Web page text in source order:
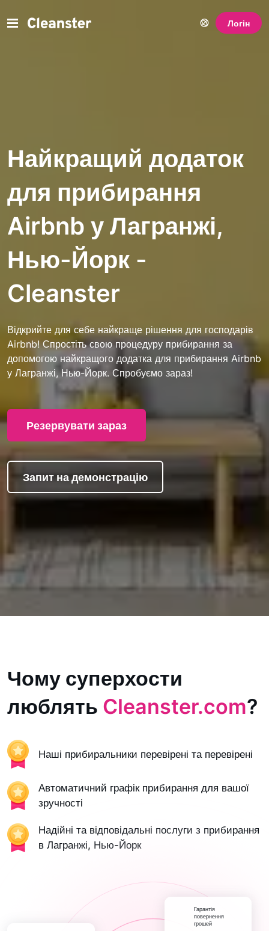
Логін
Найкращий додаток
для прибирання
Airbnb у Лагранжі,
Нью-Йорк -
Cleanster
Відкрийте для себе найкраще рішення для господарів
Airbnb! Спростіть свою процедуру прибирання за
допомогою найкращого додатка для прибирання Airbnb
у Лагранжі, Нью-Йорк. Спробуємо зараз!
Резервувати зараз
Запит на демонстрацію
Чому суперхости
люблять Cleanster.com?
Наші прибиральники перевірені та перевірені
Автоматичний графік прибирання для вашої
зручності
Надійні та відповідальні послуги з прибирання
в Лагранжі, Нью-Йорк
Гарантія
повернення
грошей